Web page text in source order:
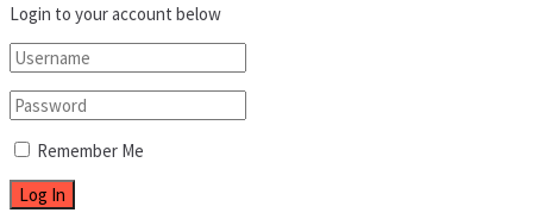
Login to your account below
Remember Me